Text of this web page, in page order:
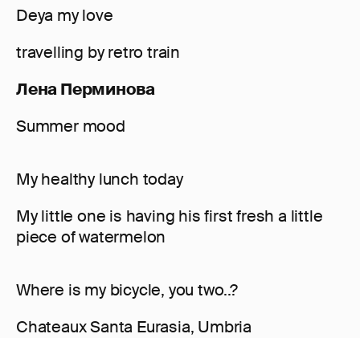
Deya my love
travelling by retro train
Лена Перминова
Summer mood
My healthy lunch today
My little one is having his first fresh a little
piece of watermelon
Where is my bicycle, you two..?
Chateaux Santa Eurasia, Umbria